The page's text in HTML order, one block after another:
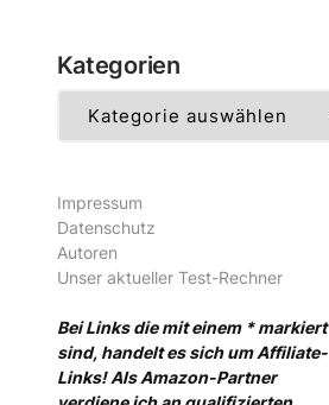
Kategorien
Impressum
Datenschutz
Autoren
Unser aktueller Test-Rechner
Bei Links die mit einem * markiert
sind, handelt es sich um Affiliate-
Links! Als Amazon-Partner